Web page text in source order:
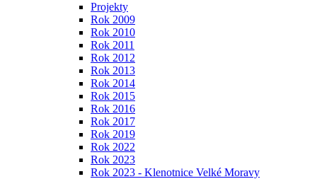
Projekty
Rok 2009
Rok 2010
Rok 2011
Rok 2012
Rok 2013
Rok 2014
Rok 2015
Rok 2016
Rok 2017
Rok 2019
Rok 2022
Rok 2023
Rok 2023 - Klenotnice Velké Moravy